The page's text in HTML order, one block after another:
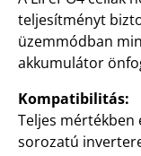
teljesítményt
üzemmódban
akkumulátor
Kompatibilitás:
Teljes mértékben
sorozatú